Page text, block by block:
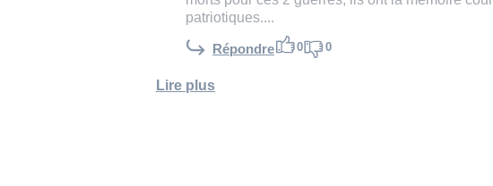
patriotiques....
Répondre 0 0
Lire plus